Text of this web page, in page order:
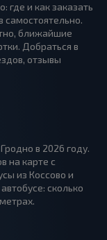
где и как заказать
самостоятельно.
ближайшие
Добраться в
отзывы
в 2026 году.
на карте с
из Коссово и
сколько